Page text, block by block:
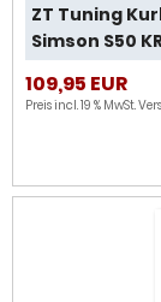
ZT Tuning
Simson S50
109,95 EUR
Preis incl. 19 % MwSt.